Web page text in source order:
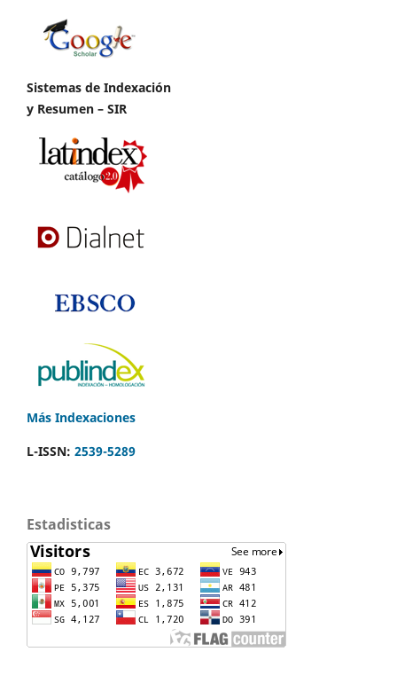
Sistemas de Indexación
y Resumen – SIR
Más Indexaciones
L-ISSN: 2539-5289
Estadisticas